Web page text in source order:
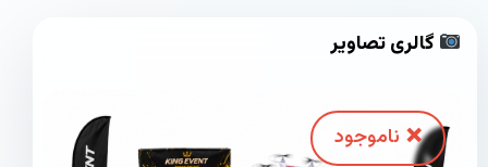
گالری تصاویر